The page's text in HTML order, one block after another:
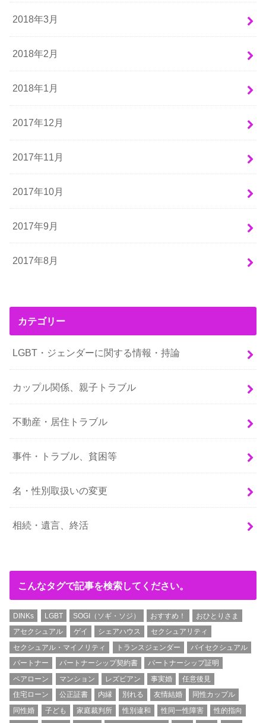
2018年3月
2018年2月
2018年1月
2017年12月
2017年11月
2017年10月
2017年9月
2017年8月
カテゴリー
LGBT・ジェンダーに関する情報・持論
カップル関係、親子トラブル
不動産・居住トラブル
事件・トラブル、貧困等
名・性別取扱いの変更
相続・遺言、終活
こんなタグで記事を検索してください。
DINKs LGBT SOGI（ソギ・ソジ） おすすめ！
おひとりさま
アセクシュアル
ゲイ シェアハウス
セクシュアリティ
セクシュアル・マイノリティ
トランスジェンダー
バイセクシュアル
パートナー
パートナーシップ契約書
パートナーシップ証明
ペアローン
マンション レズビアン 事実婚
任意後見
住宅ローン
公正証書 内縁 別れる 友情結婚
同性カップル
同性婚
子ども 家庭裁判所 性別違和 性同一性障害
性的指向